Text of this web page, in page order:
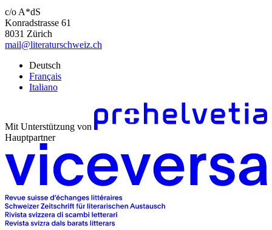
c/o A*dS
Konradstrasse 61
8031 Zürich
mail@literaturschweiz.ch
Deutsch
Français
Italiano
Mit Unterstützung von
Hauptpartner